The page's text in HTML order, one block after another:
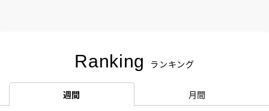
Ranking ランキング
週間 月間